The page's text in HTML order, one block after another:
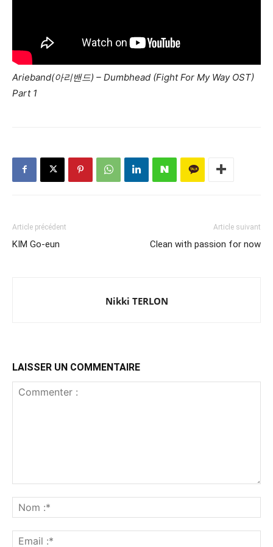
Arieband(아리밴드) – Dumbhead (Fight For My Way OST)
Part 1
Article précédent
KIM Go-eun
Article suivant
Clean with passion for now
Nikki TERLON
LAISSER UN COMMENTAIRE